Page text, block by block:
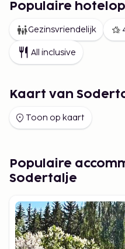
Populaire
Gezinsvriendelijk
All inclusive
Kaart van
Toon op kaart
Populaire
Sodertalje